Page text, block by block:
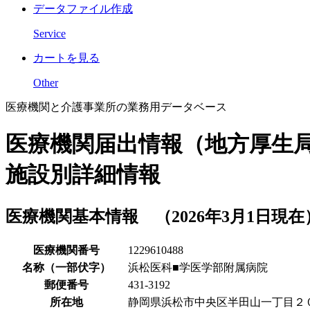
データファイル作成
Service
カートを見る
Other
医療機関と介護事業所の業務用データベース
医療機関届出情報（地方厚生局
施設別詳細情報
医療機関基本情報 （2026年3月1日現在
医療機関番号
1229610488
名称（一部伏字）
浜松医科■学医学部附属病院
郵便番号
431-3192
所在地
静岡県浜松市中央区半田山一丁目２